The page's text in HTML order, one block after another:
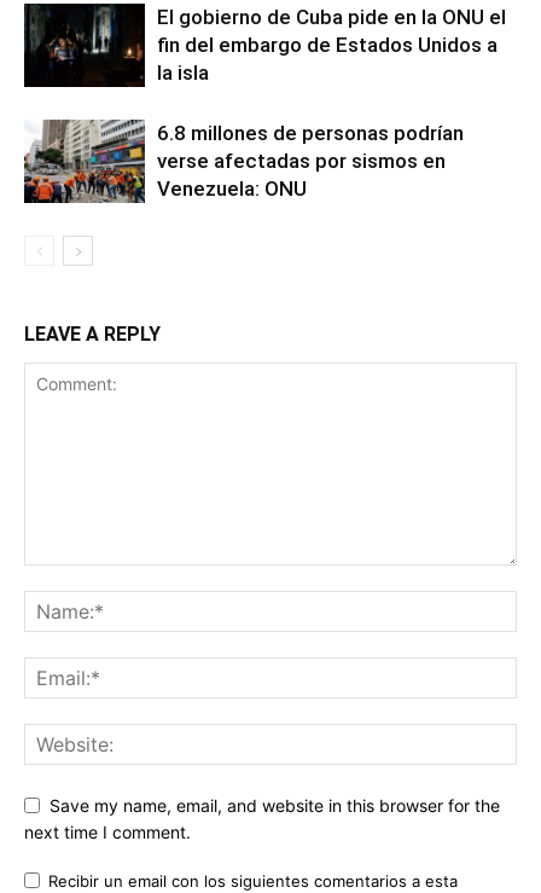
El gobierno de Cuba pide en la ONU el
fin del embargo de Estados Unidos a
la isla
6.8 millones de personas podrían
verse afectadas por sismos en
Venezuela: ONU
LEAVE A REPLY
Save my name, email, and website in this browser for the
next time I comment.
Recibir un email con los siguientes comentarios a esta